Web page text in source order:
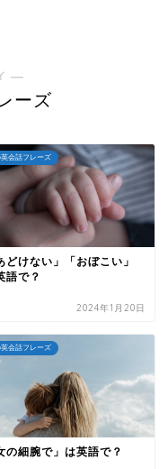
―
ーズ
会話フレーズ
どけない」「おぼこい」
語で？
2024年1月20日
英会話フレーズ
の細腕で」は英語で？